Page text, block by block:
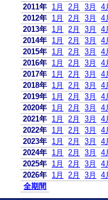
2011年 1月 2月 3月
4
2012年 1月 2月 3月
4
2013年 1月 2月 3月
4
2014年 1月 2月 3月
4
2015年 1月 2月 3月
4
2016年 1月 2月 3月
4
2017年 1月 2月 3月
4
2018年 1月 2月 3月
4
2019年 1月 2月 3月
4
2020年 1月 2月 3月
4
2021年 1月 2月 3月
4
2022年 1月 2月 3月
4
2023年 1月 2月 3月
4
2024年 1月 2月 3月
4
2025年 1月 2月 3月
4
2026年 1月 2月 3月
4
全期間